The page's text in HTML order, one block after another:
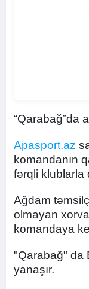
“Qarabağ”da
Apasport.az
komandanın
fərqli klublarla
Ağdam
olmayan
komandaya
"Qarabağ" da
yanaşır.